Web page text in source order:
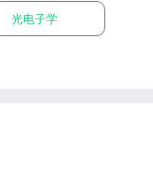
光电子学